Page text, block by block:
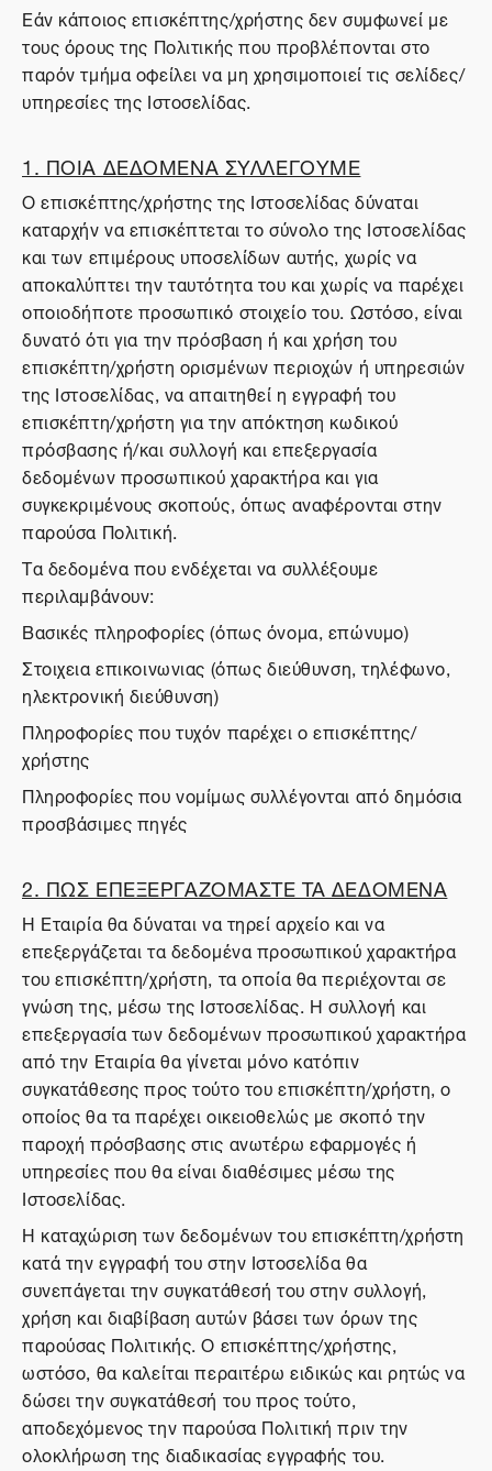
Εάν κάποιος επισκέπτης/χρήστης δεν συμφωνεί με
τους όρους της Πολιτικής που προβλέπονται στο
παρόν τμήμα οφείλει να μη χρησιμοποιεί τις σελίδες/
υπηρεσίες της Ιστοσελίδας.
1. ΠΟΙΑ ΔΕΔΟΜΕΝΑ ΣΥΛΛΕΓΟΥΜΕ
Ο επισκέπτης/χρήστης της Ιστοσελίδας δύναται
καταρχήν να επισκέπτεται το σύνολο της Ιστοσελίδας
και των επιμέρους υποσελίδων αυτής, χωρίς να
αποκαλύπτει την ταυτότητα του και χωρίς να παρέχει
οποιοδήποτε προσωπικό στοιχείο του. Ωστόσο, είναι
δυνατό ότι για την πρόσβαση ή και χρήση του
επισκέπτη/χρήστη ορισμένων περιοχών ή υπηρεσιών
της Ιστοσελίδας, να απαιτηθεί η εγγραφή του
επισκέπτη/χρήστη για την απόκτηση κωδικού
πρόσβασης ή/και συλλογή και επεξεργασία
δεδομένων προσωπικού χαρακτήρα και για
συγκεκριμένους σκοπούς, όπως αναφέρονται στην
παρούσα Πολιτική.
Τα δεδομένα που ενδέχεται να συλλέξουμε
περιλαμβάνουν:
Βασικές πληροφορίες (όπως όνομα, επώνυμο)
Στοιχεια επικοινωνιας (όπως διεύθυνση, τηλέφωνο,
ηλεκτρονική διεύθυνση)
Πληροφορίες που τυχόν παρέχει ο επισκέπτης/
χρήστης
Πληροφορίες που νομίμως συλλέγονται από δημόσια
προσβάσιμες πηγές
2. ΠΩΣ ΕΠΕΞΕΡΓΑΖΟΜΑΣΤΕ ΤΑ ΔΕΔΟΜΕΝΑ
Η Εταιρία θα δύναται να τηρεί αρχείο και να
επεξεργάζεται τα δεδομένα προσωπικού χαρακτήρα
του επισκέπτη/χρήστη, τα οποία θα περιέχονται σε
γνώση της, μέσω της Ιστοσελίδας. Η συλλογή και
επεξεργασία των δεδομένων προσωπικού χαρακτήρα
από την Εταιρία θα γίνεται μόνο κατόπιν
συγκατάθεσης προς τούτο του επισκέπτη/χρήστη, ο
οποίος θα τα παρέχει οικειοθελώς με σκοπό την
παροχή πρόσβασης στις ανωτέρω εφαρμογές ή
υπηρεσίες που θα είναι διαθέσιμες μέσω της
Ιστοσελίδας.
Η καταχώριση των δεδομένων του επισκέπτη/χρήστη
κατά την εγγραφή του στην Ιστοσελίδα θα
συνεπάγεται την συγκατάθεσή του στην συλλογή,
χρήση και διαβίβαση αυτών βάσει των όρων της
παρούσας Πολιτικής. Ο επισκέπτης/χρήστης,
ωστόσο, θα καλείται περαιτέρω ειδικώς και ρητώς να
δώσει την συγκατάθεσή του προς τούτο,
αποδεχόμενος την παρούσα Πολιτική πριν την
ολοκλήρωση της διαδικασίας εγγραφής του.